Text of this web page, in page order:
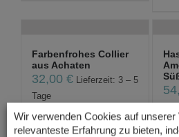
Farbenfrohes Collier
aus Achaten
32,00 €
Lieferzeit: 3 – 5
Tage
Wir verwenden Cookies auf unserer
relevanteste Erfahrung zu bieten,